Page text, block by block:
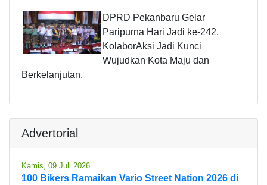
DPRD Pekanbaru Gelar
Paripurna Hari Jadi ke-242,
KolaborAksi Jadi Kunci
Wujudkan Kota Maju dan
Berkelanjutan.
Advertorial
Kamis, 09 Juli 2026
100 Bikers Ramaikan Vario Street Nation 2026 di